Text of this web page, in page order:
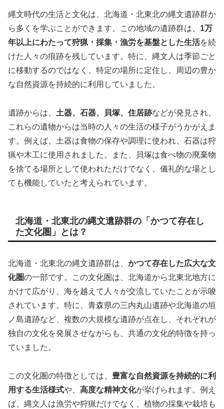
縄文時代の生活と文化は、北海道・北東北の縄文遺跡群か
ら多くを学ぶことができます。この地域の遺跡群は、 1万
年以上にわたって狩猟・採集・漁労を基盤とした生活を続
けた人々の痕跡を残しています。特に、縄文人は季節ごと
に移動するのではなく、特定の場所に定住し、周辺の豊か
な自然資源を持続的に利用していました。
遺跡からは、 土器、石器、貝塚、住居跡などが発見され、
これらの遺物からは当時の人々の生活の様子がうかがえま
す。例えば、土器は食物の保存や調理に使われ、石器は狩
猟や木工に使用されました。また、貝塚は食べ物の廃棄物
を捨てる場所として使われただけでなく、儀礼的な場とし
ても機能していたと考えられています。
北海道・北東北の縄文遺跡群の「かつて存在し
た文化圏」とは？
北海道・北東北の縄文遺跡群は、 かつて存在した広大な文
化圏の一部です。この文化圏は、北海道から北東北地方に
かけて広がり、海を越えて人々が交流していたことが示唆
されています。特に、青森県の三内丸山遺跡や北海道の垣
ノ島遺跡など、複数の大規模な遺跡が点在し、それぞれが
独自の文化を発展させながらも、共通の文化的特徴を持っ
ていました。
この文化圏の特徴としては、 豊富な自然資源を持続的に利
用する生活様式や、 高度な精神文化が挙げられます。例え
ば、縄文人は漁労や狩猟だけでなく、植物の採集や栽培も